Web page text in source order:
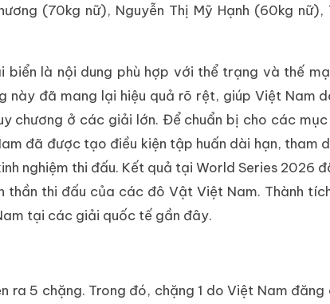
(70kg nữ), Nguyễn Thị Mỹ Hạnh (60kg nữ),
biển là nội dung phù hợp với thể trạng và thế
này đã mang lại hiệu quả rõ rệt, giúp Việt Nam
chương ở các giải lớn. Để chuẩn bị cho các
đã được tạo điều kiện tập huấn dài hạn, tham
nghiệm thi đấu. Kết quả tại World Series 2026
thần thi đấu của các đô Vật Việt Nam. Thành
tại các giải quốc tế gần đây.
ra 5 chặng. Trong đó, chặng 1 do Việt Nam